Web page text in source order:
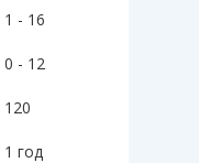
1 - 16
0 - 12
120
1 год